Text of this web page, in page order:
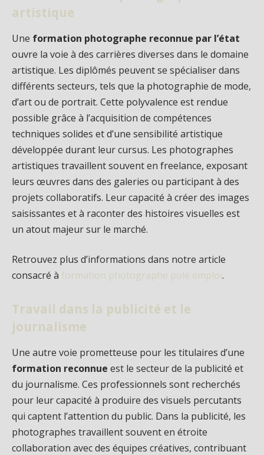
artistique
Une formation photographe reconnue par l’état
ouvre la voie à des carrières diverses dans le domaine
artistique. Les diplômés peuvent se spécialiser dans
différents secteurs, tels que la photographie de mode,
d’art ou de portrait. Cette polyvalence est rendue
possible grâce à l’acquisition de compétences
techniques solides et d’une sensibilité artistique
développée durant leur cursus. Les photographes
artistiques travaillent souvent en freelance, exposant
leurs œuvres dans des galeries ou participant à des
projets collaboratifs. Leur capacité à créer des images
saisissantes et à raconter des histoires visuelles est
un atout majeur sur le marché.
Retrouvez plus d’informations dans notre article
consacré à formation photographe pole emploi.
Travail dans la publicité et le
journalisme
Une autre voie prometteuse pour les titulaires d’une
formation reconnue est le secteur de la publicité et
du journalisme. Ces professionnels sont recherchés
pour leur capacité à produire des visuels percutants
qui captent l’attention du public. Dans la publicité, les
photographes travaillent souvent en étroite
collaboration avec des équipes créatives, contribuant